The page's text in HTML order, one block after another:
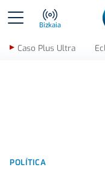
Bizkaia
Caso Plus Ultra
POLÍTICA